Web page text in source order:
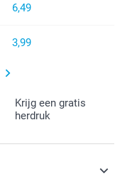
6,49
3,99
Krijg een gratis
herdruk